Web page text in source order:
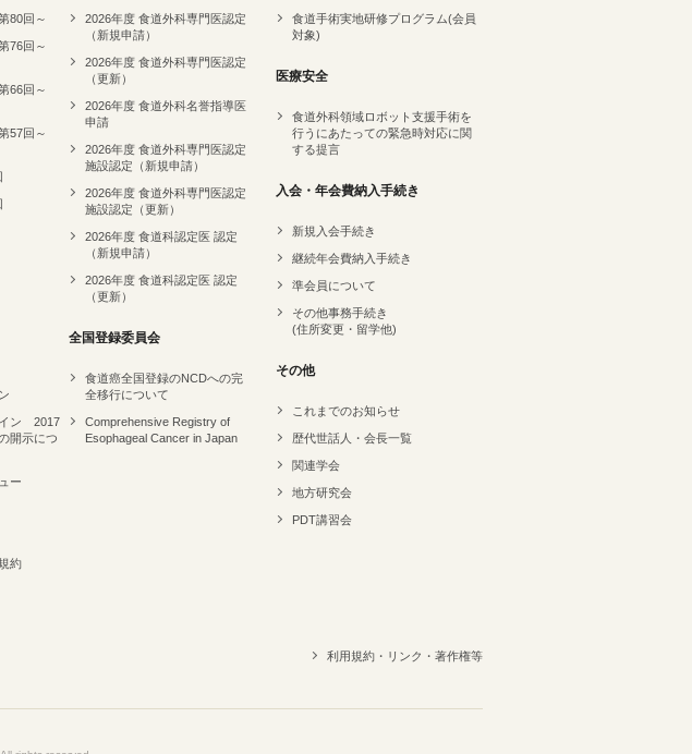
80回～
76回～
66回～
57回～
イン 2017
開示につ
ー
約
2026年度 食道外科専門医認定
（新規申請）
2026年度 食道外科専門医認定
（更新）
2026年度 食道外科名誉指導医
申請
2026年度 食道外科専門医認定
施設認定（新規申請）
2026年度 食道外科専門医認定
施設認定（更新）
2026年度 食道科認定医 認定
（新規申請）
2026年度 食道科認定医 認定
（更新）
全国登録委員会
食道癌全国登録のNCDへの完
全移行について
Comprehensive Registry of
Esophageal Cancer in Japan
食道手術実地研修プログラム(会員
対象)
医療安全
食道外科領域ロボット支援手術を
行うにあたっての緊急時対応に関
する提言
入会・年会費納入手続き
新規入会手続き
継続年会費納入手続き
準会員について
その他事務手続き
(住所変更・留学他)
その他
これまでのお知らせ
歴代世話人・会長一覧
関連学会
地方研究会
PDT講習会
利用規約・リンク・著作権等